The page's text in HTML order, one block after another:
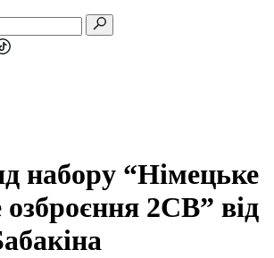
набору “Німецьке
озброєння 2СВ” від